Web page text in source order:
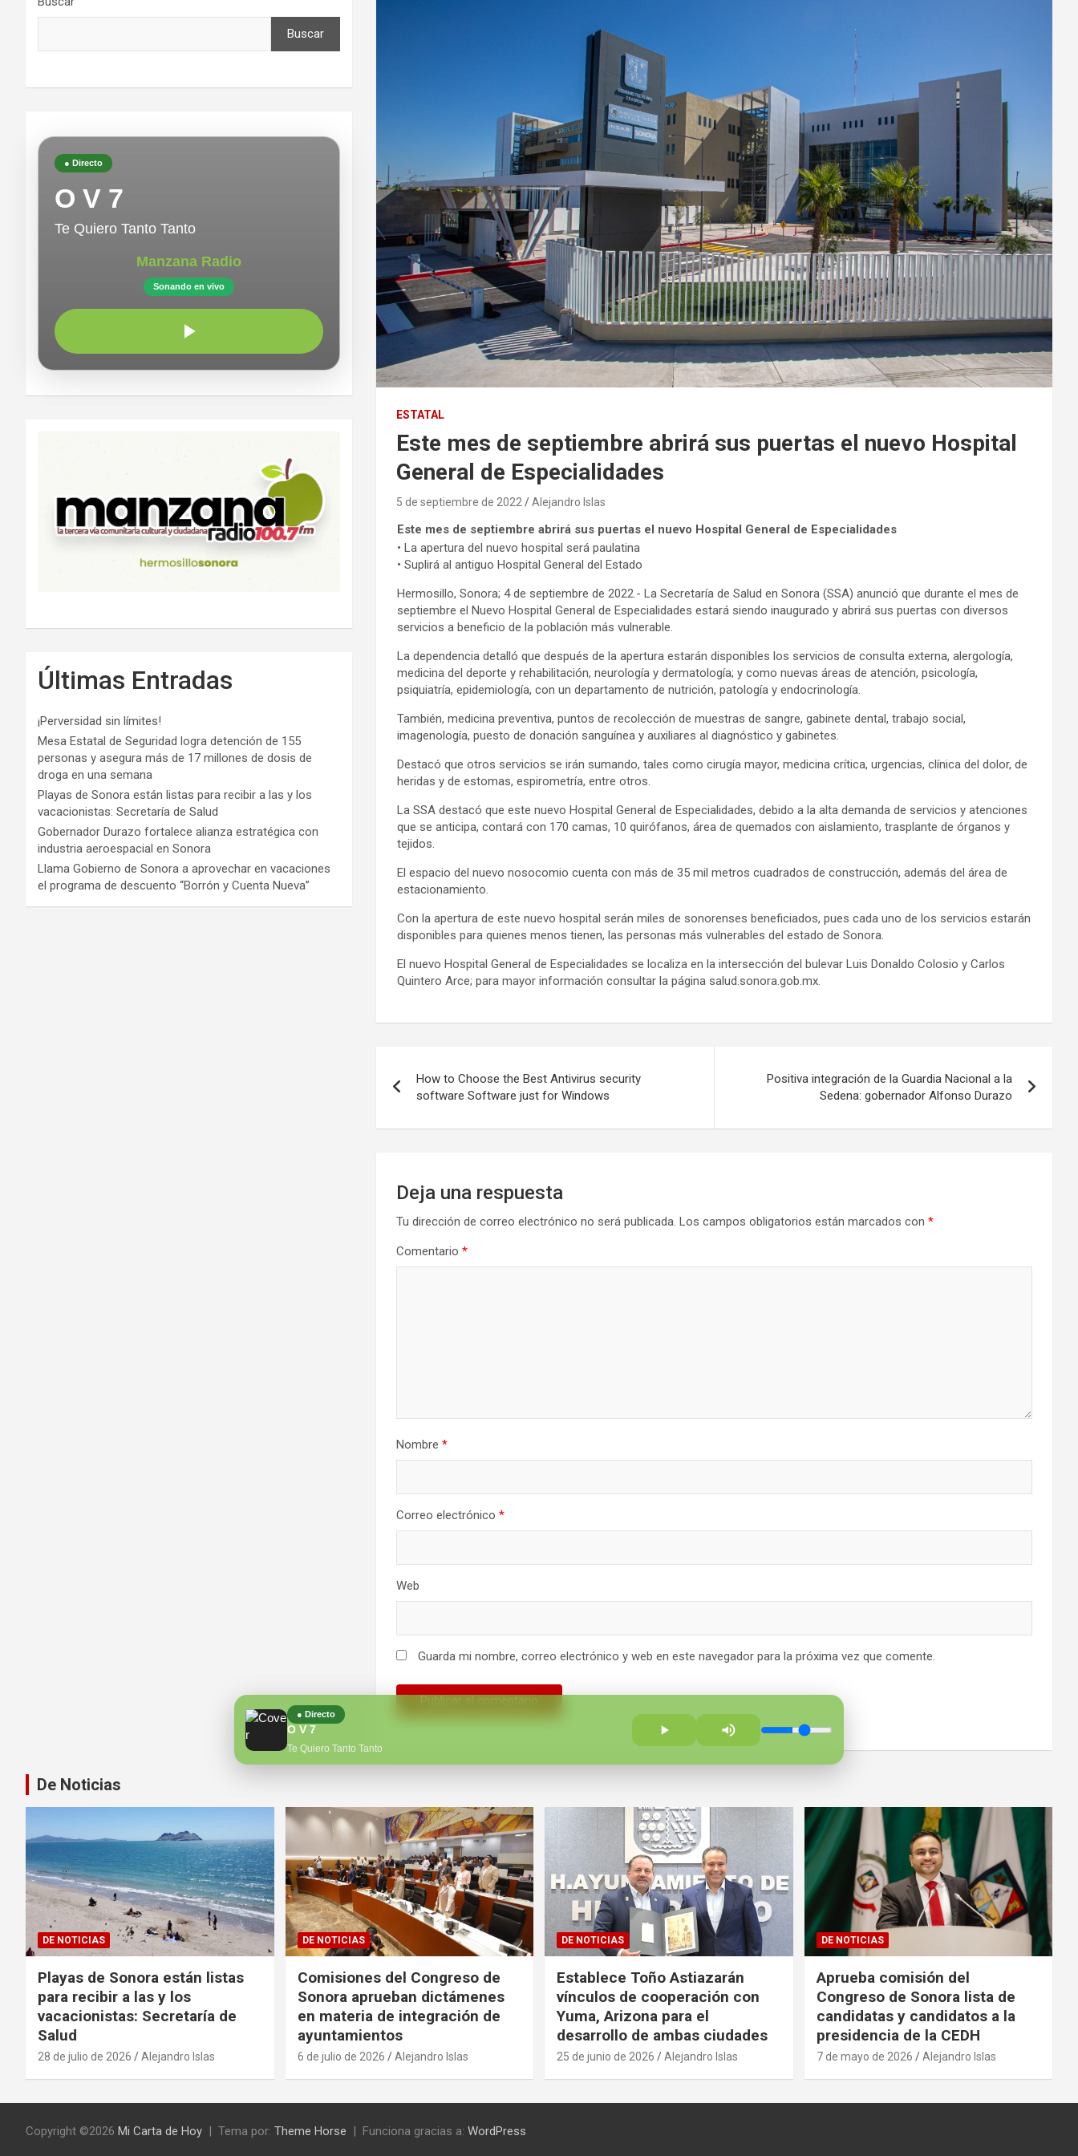
ESTATAL
Este mes de septiembre abrirá sus puertas el nuevo Hospital
General de Especialidades
5 de septiembre de 2022 Alejandro Islas
Este mes de septiembre abrirá sus puertas el nuevo Hospital General de Especialidades
• La apertura del nuevo hospital será paulatina
• Suplirá al antiguo Hospital General del Estado
Hermosillo, Sonora; 4 de septiembre de 2022.- La Secretaría de Salud en Sonora (SSA) anunció que durante el mes de
septiembre el Nuevo Hospital General de Especialidades estará siendo inaugurado y abrirá sus puertas con diversos
servicios a beneficio de la población más vulnerable.
La dependencia detalló que después de la apertura estarán disponibles los servicios de consulta externa, alergología,
medicina del deporte y rehabilitación, neurología y dermatología; y como nuevas áreas de atención, psicología,
psiquiatría, epidemiología, con un departamento de nutrición, patología y endocrinología.
También, medicina preventiva, puntos de recolección de muestras de sangre, gabinete dental, trabajo social,
imagenología, puesto de donación sanguínea y auxiliares al diagnóstico y gabinetes.
Destacó que otros servicios se irán sumando, tales como cirugía mayor, medicina crítica, urgencias, clínica del dolor, de
heridas y de estomas, espirometría, entre otros.
La SSA destacó que este nuevo Hospital General de Especialidades, debido a la alta demanda de servicios y atenciones
que se anticipa, contará con 170 camas, 10 quirófanos, área de quemados con aislamiento, trasplante de órganos y
tejidos.
El espacio del nuevo nosocomio cuenta con más de 35 mil metros cuadrados de construcción, además del área de
estacionamiento.
Con la apertura de este nuevo hospital serán miles de sonorenses beneficiados, pues cada uno de los servicios estarán
disponibles para quienes menos tienen, las personas más vulnerables del estado de Sonora.
El nuevo Hospital General de Especialidades se localiza en la intersección del bulevar Luis Donaldo Colosio y Carlos
Quintero Arce; para mayor información consultar la página salud.sonora.gob.mx.
de
entradas
How to Choose the Best Antivirus security
software Software just for Windows
Positiva integración de la Guardia Nacional a la
Sedena: gobernador Alfonso Durazo
Deja una respuesta
Tu dirección de correo electrónico no será publicada. Los campos obligatorios están marcados con *
Comentario *
Nombre *
Correo electrónico *
Web
Guarda mi nombre, correo electrónico y web en este navegador para la próxima vez que comente.
Buscar
● Directo
O V 7
Te Quiero Tanto Tanto
Manzana Radio
Sonando en vivo
● Directo
O V 7
Te Quiero Tanto Tanto
Últimas Entradas
¡Perversidad sin límites!
Mesa Estatal de Seguridad logra detención de 155
personas y asegura más de 17 millones de dosis de
droga en una semana
Playas de Sonora están listas para recibir a las y los
vacacionistas: Secretaría de Salud
Gobernador Durazo fortalece alianza estratégica con
industria aeroespacial en Sonora
Llama Gobierno de Sonora a aprovechar en vacaciones
el programa de descuento “Borrón y Cuenta Nueva”
De Noticias
DE NOTICIAS
Playas de Sonora están listas
para recibir a las y los
vacacionistas: Secretaría de
Salud
28 de julio de 2026 Alejandro Islas
DE NOTICIAS
Comisiones del Congreso de
Sonora aprueban dictámenes
en materia de integración de
ayuntamientos
6 de julio de 2026 Alejandro Islas
DE NOTICIAS
Establece Toño Astiazarán
vínculos de cooperación con
Yuma, Arizona para el
desarrollo de ambas ciudades
25 de junio de 2026 Alejandro Islas
DE NOTICIAS
Aprueba comisión del
Congreso de Sonora lista de
candidatas y candidatos a la
presidencia de la CEDH
7 de mayo de 2026 Alejandro Islas
Copyright ©2026 Mi Carta de Hoy Tema por: Theme Horse Funciona gracias a: WordPress